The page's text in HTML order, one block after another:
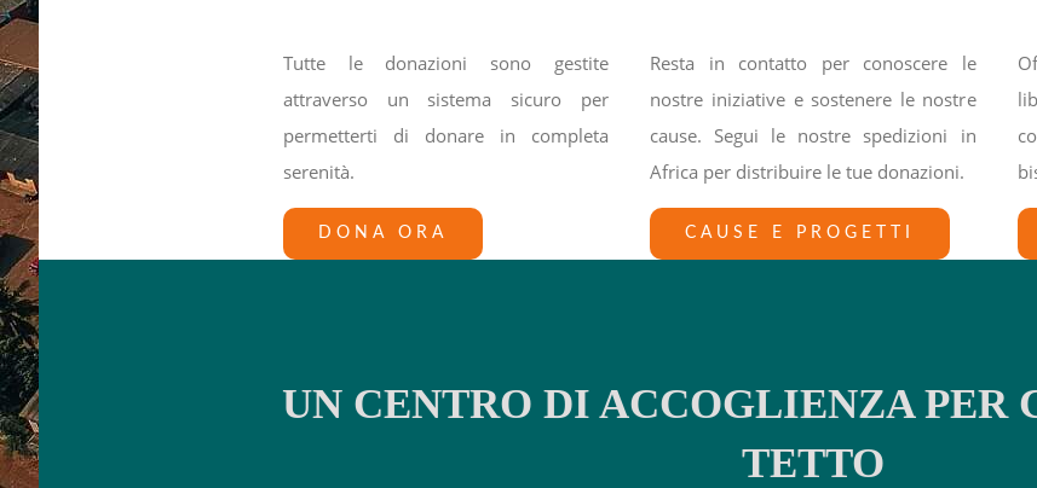
Tutte le donazioni sono gestite
attraverso un sistema sicuro per
permetterti di donare in completa
serenità.
DONA ORA
Resta in contatto per conoscere le
nostre iniziative e sostenere le nostre
cause. Segui le nostre spedizioni in
Africa per distribuire le tue donazioni.
CAUSE E PROGETTI
UN CENTRO DI ACCOGLIENZA PER
TETTO